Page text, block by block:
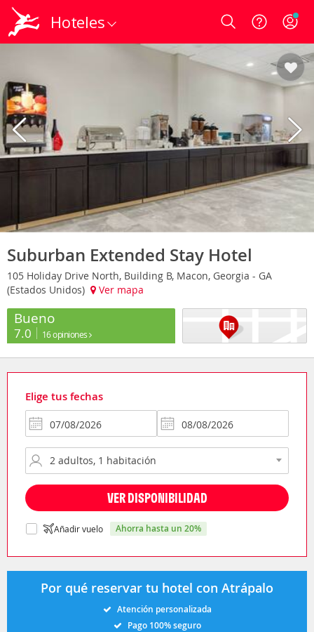
Hoteles Login
Suburban Extended Stay Hotel
105 Holiday Drive North, Building B, Macon, Georgia - GA
(Estados Unidos)
Ver mapa
Bueno
7.0 16 opiniones
Elige tus fechas
VER DISPONIBILIDAD
Añadir vuelo ahorra hasta un 20%
Por qué reservar tu hotel con Atrápalo
Atención personalizada
Pago 100% seguro